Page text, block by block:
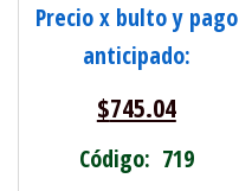
Precio x bulto y pago
anticipado:
$745.04
Código: 719